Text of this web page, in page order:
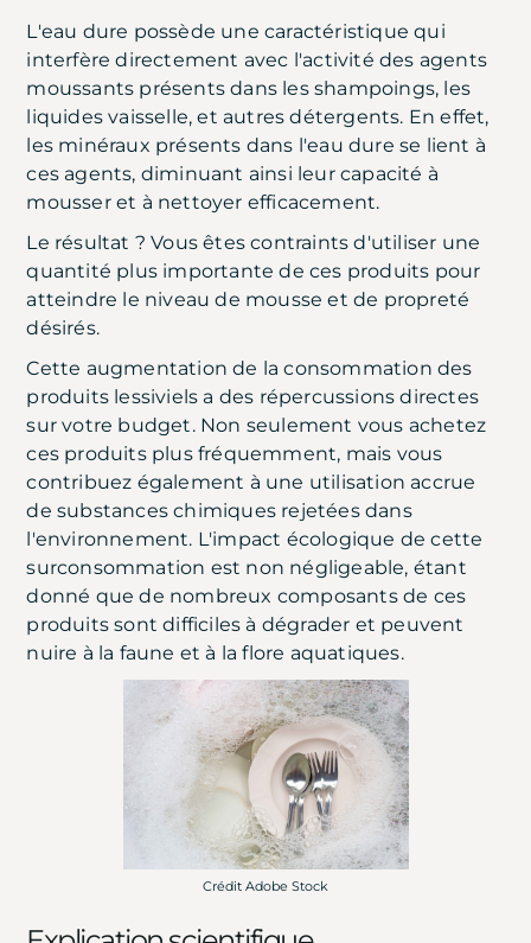
L'eau dure possède une caractéristique qui
interfère directement avec l'activité des agents
moussants présents dans les shampoings, les
liquides vaisselle, et autres détergents. En effet,
les minéraux présents dans l'eau dure se lient à
ces agents, diminuant ainsi leur capacité à
mousser et à nettoyer efficacement.
Le résultat ? Vous êtes contraints d'utiliser une
quantité plus importante de ces produits pour
atteindre le niveau de mousse et de propreté
désirés.
Cette augmentation de la consommation des
produits lessiviels a des répercussions directes
sur votre budget. Non seulement vous achetez
ces produits plus fréquemment, mais vous
contribuez également à une utilisation accrue
de substances chimiques rejetées dans
l'environnement. L'impact écologique de cette
surconsommation est non négligeable, étant
donné que de nombreux composants de ces
produits sont difficiles à dégrader et peuvent
nuire à la faune et à la flore aquatiques.
Crédit Adobe Stock